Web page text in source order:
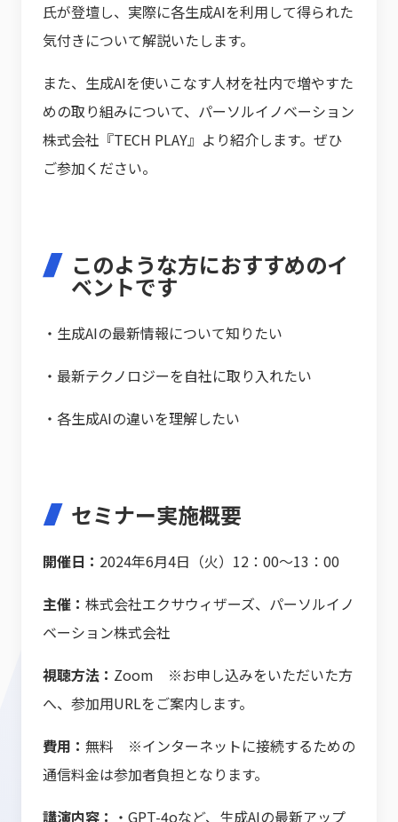
氏が登壇し、実際に各生成AIを利用して得られた
気付きについて解説いたします。
また、生成AIを使いこなす人材を社内で増やすた
めの取り組みについて、パーソルイノベーション
株式会社『TECH PLAY』より紹介します。ぜひ
ご参加ください。
このような方におすすめのイ
ベントです
・生成AIの最新情報について知りたい
・最新テクノロジーを自社に取り入れたい
・各生成AIの違いを理解したい
セミナー実施概要
開催日： 2024年6月4日（火）12：00～13：00
主催： 株式会社エクサウィザーズ、パーソルイノ
ベーション株式会社
視聴方法： Zoom ※お申し込みをいただいた方
へ、参加用URLをご案内します。
費用： 無料 ※インターネットに接続するための
通信料金は参加者負担となります。
講演内容： ・GPT-4oなど、生成AIの最新アップ